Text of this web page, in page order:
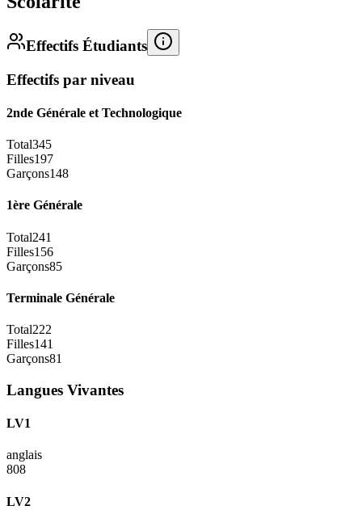
Effectifs Étudiants
Effectifs par niveau
2nde Générale et Technologique
Total345
Filles197
Garçons148
1ère Générale
Total241
Filles156
Garçons85
Terminale Générale
Total222
Filles141
Garçons81
Langues Vivantes
LV1
anglais
808
LV2